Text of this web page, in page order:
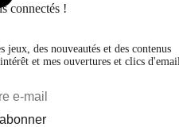
connectés !
jeux, des nouveautés et des contenus
et mes ouvertures et clics